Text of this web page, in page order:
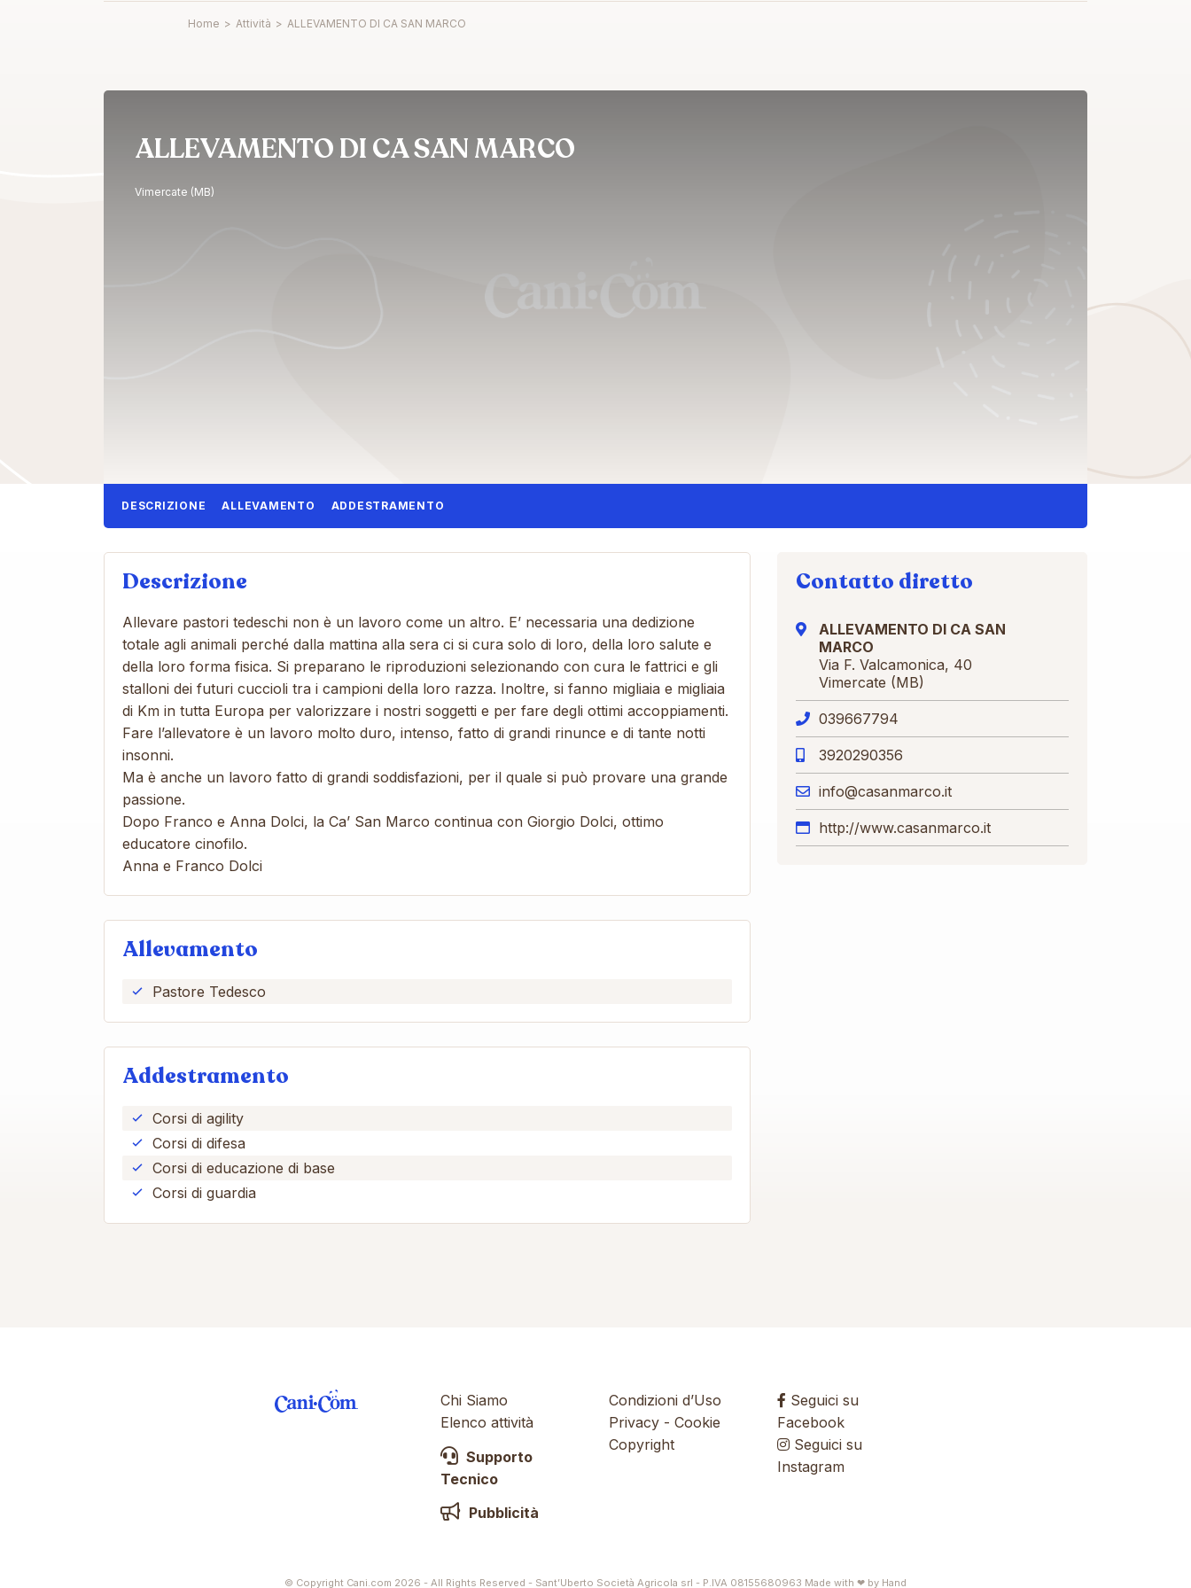
Home > Attività > ALLEVAMENTO DI CA SAN MARCO
ALLEVAMENTO DI CA SAN MARCO
Vimercate (MB)
DESCRIZIONE ALLEVAMENTO ADDESTRAMENTO
Descrizione
Allevare pastori tedeschi non è un lavoro come un altro. E’ necessaria una dedizione
totale agli animali perché dalla mattina alla sera ci si cura solo di loro, della loro salute e
della loro forma fisica. Si preparano le riproduzioni selezionando con cura le fattrici e gli
stalloni dei futuri cuccioli tra i campioni della loro razza. Inoltre, si fanno migliaia e migliaia
di Km in tutta Europa per valorizzare i nostri soggetti e per fare degli ottimi accoppiamenti.
Fare l’allevatore è un lavoro molto duro, intenso, fatto di grandi rinunce e di tante notti
insonni.
Ma è anche un lavoro fatto di grandi soddisfazioni, per il quale si può provare una grande
passione.
Dopo Franco e Anna Dolci, la Ca’ San Marco continua con Giorgio Dolci, ottimo
educatore cinofilo.
Anna e Franco Dolci
Allevamento
Pastore Tedesco
Addestramento
Corsi di agility
Corsi di difesa
Corsi di educazione di base
Corsi di guardia
Contatto diretto
ALLEVAMENTO DI CA SAN
MARCO
Via F. Valcamonica, 40
Vimercate (MB)
039667794
3920290356
info@casanmarco.it
http://www.casanmarco.it
Chi Siamo
Elenco attività
Supporto
Tecnico
Pubblicità
Condizioni d’Uso
Privacy - Cookie
Copyright
Seguici su
Facebook
Seguici su
Instagram
© Copyright Cani.com 2026 - All Rights Reserved - Sant’Uberto Società Agricola srl - P.IVA 08155680963 Made with ❤ by Hand